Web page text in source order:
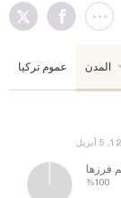
عموم تركيا المدن
فرزها
%100